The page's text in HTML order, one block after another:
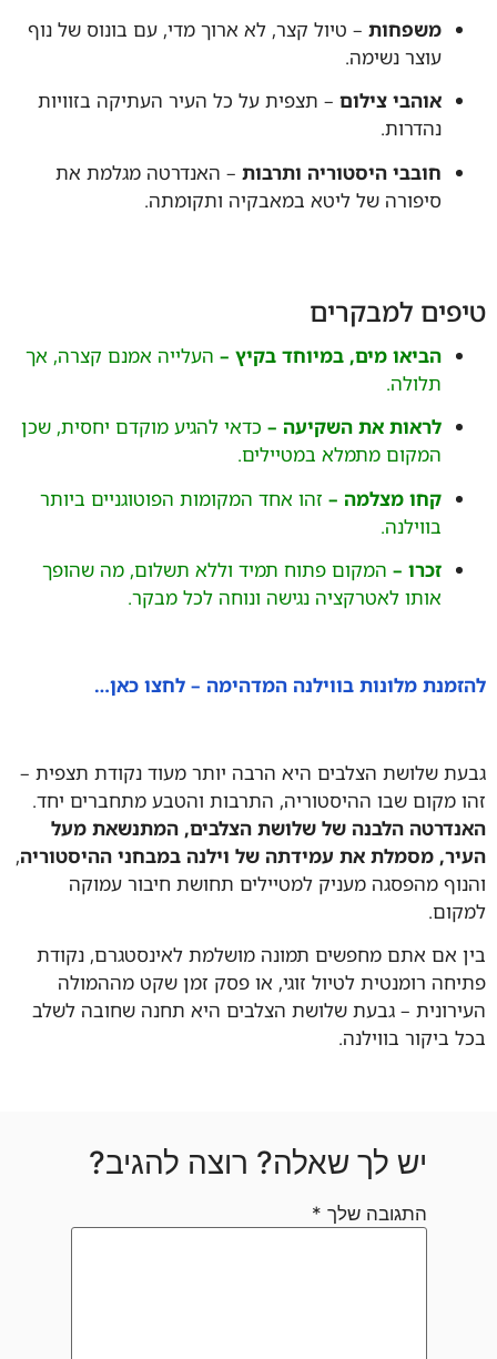
משפחות– טיול קצר, לא ארוך מדי, עם בונוס של נוף
עוצר נשימה.
אוהבי צילום– תצפית על כל העיר העתיקה בזוויות
נהדרות.
חובבי היסטוריה ותרבות– האנדרטה מגלמת את
סיפורה של ליטא במאבקיה ותקומתה.
למבקרים
הביאו מים, במיוחד בקיץ –העלייה אמנם קצרה, אך
תלולה.
לראות את השקיעה –כדאי להגיע מוקדם יחסית, שכן
המקום מתמלא במטיילים.
קחו מצלמה –זהו אחד המקומות הפוטוגניים ביותר
בווילנה.
זכרו –המקום פתוח תמיד וללא תשלום, מה שהופך
אותו לאטרקציה נגישה ונוחה לכל מבקר.
מלונות בווילנה המדהימה – לחצו כאן…
שלושת הצלבים היא הרבה יותר מעוד נקודת תצפית –
מקום שבו ההיסטוריה, התרבות והטבע מתחברים יחד.
הלבנה של שלושת הצלבים, המתנשאת מעל
מסמלת את עמידתה של וילנה במבחני ההיסטוריה,
מהפסגה מעניק למטיילים תחושת חיבור עמוקה
אם אתם מחפשים תמונה מושלמת לאינסטגרם, נקודת
רומנטית לטיול זוגי, או פסק זמן שקט מההמולה
– גבעת שלושת הצלבים היא תחנה שחובה לשלב
ביקור בווילנה.
יש לך שאלה? רוצה להגיב?
התגובה שלך*